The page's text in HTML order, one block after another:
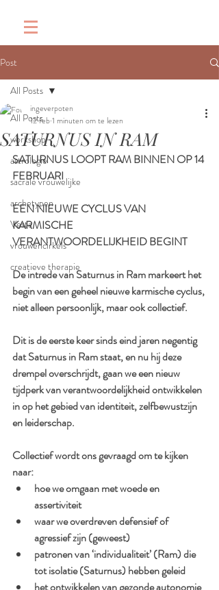
&
Post
All Posts
workshop
astrologie
sacrale vrouwelijke
archetypen
Vesta
vrouwencirkels
creatieve therapie
All Posts
SATURNUS IN RAM
ingeverpoten
12 feb1 minuten om te lezen
SATURNUS LOOPT RAM BINNEN OP 14
FEBRUARI
EEN NIEUWE CYCLUS VAN
KARMISCHE
VERANTWOORDELIJKHEID BEGINT
De intrede van Saturnus in Ram markeert het
begin van een geheel nieuwe karmische cyclus,
niet alleen persoonlijk, maar ook collectief.
Dit is de eerste keer sinds eind jaren negentig
dat Saturnus in Ram staat, en nu hij deze
drempel overschrijdt, gaan we een nieuw
tijdperk van verantwoordelijkheid ontwikkelen
in op het gebied van identiteit, zelfbewustzijn
en leiderschap.
Collectief wordt ons gevraagd om te kijken
naar:
hoe we omgaan met woede en
assertiviteit
waar we overdreven defensief of
agressief zijn (geweest)
patronen van ‘individualiteit’ (Ram) die
tot isolatie (Saturnus) hebben geleid